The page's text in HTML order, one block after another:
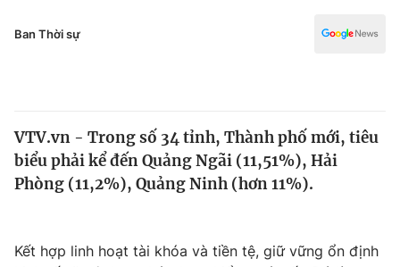
Thế giới
Thế giới đó đây
Y tế
Ban Thời sự
VTV.vn - Trong số 34 tỉnh, Thành phố mới, tiêu
biểu phải kể đến Quảng Ngãi (11,51%), Hải
Phòng (11,2%), Quảng Ninh (hơn 11%).
Kết hợp linh hoạt tài khóa và tiền tệ, giữ vững ổn định